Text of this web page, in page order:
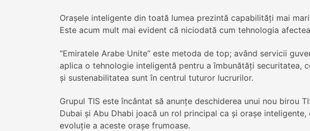
Oraşele inteligente din toată lumea prezintă capabilităţi mai
Este acum mult mai evident că niciodată cum tehnologia
“Emiratele Arabe Unite” este metoda de top; având servicii
aplica o tehnologie inteligentă pentru a îmbunătăţi securitatea,
şi sustenabilitatea sunt în centrul tuturor lucrurilor.
Grupul TIS este încântat să anunţe deschiderea unui nou birou
Dubai şi Abu Dhabi joacă un rol principal ca şi oraşe
evoluţie a aceste oraşe frumoase.